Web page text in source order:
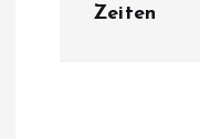
Zeiten